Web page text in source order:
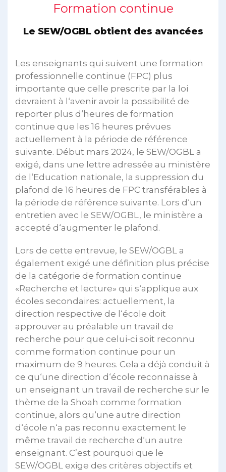
Formation continue
Le SEW/OGBL obtient des avancées
Les enseignants qui suivent une formation
professionnelle continue (FPC) plus
importante que celle prescrite par la loi
devraient à l‘avenir avoir la possibilité de
reporter plus d‘heures de formation
continue que les 16 heures prévues
actuellement à la période de référence
suivante. Début mars 2024, le SEW/OGBL a
exigé, dans une lettre adressée au ministère
de l‘Education nationale, la suppression du
plafond de 16 heures de FPC transférables à
la période de référence suivante. Lors d‘un
entretien avec le SEW/OGBL, le ministère a
accepté d‘augmenter le plafond.
Lors de cette entrevue, le SEW/OGBL a
également exigé une définition plus précise
de la catégorie de formation continue
«Recherche et lecture» qui s‘applique aux
écoles secondaires: actuellement, la
direction respective de l‘école doit
approuver au préalable un travail de
recherche pour que celui-ci soit reconnu
comme formation continue pour un
maximum de 9 heures. Cela a déjà conduit à
ce qu‘une direction d‘école reconnaisse à
un enseignant un travail de recherche sur le
thème de la Shoah comme formation
continue, alors qu‘une autre direction
d‘école n‘a pas reconnu exactement le
même travail de recherche d‘un autre
enseignant. C’est pourquoi que le
SEW/OGBL exige des critères objectifs et